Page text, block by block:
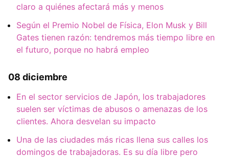
claro a quiénes afectará más y menos
Según el Premio Nobel de Física, Elon Musk y Bill
Gates tienen razón: tendremos más tiempo libre en
el futuro, porque no habrá empleo
08 diciembre
En el sector servicios de Japón, los trabajadores
suelen ser víctimas de abusos o amenazas de los
clientes. Ahora desvelan su impacto
Una de las ciudades más ricas llena sus calles los
domingos de trabajadoras. Es su día libre pero